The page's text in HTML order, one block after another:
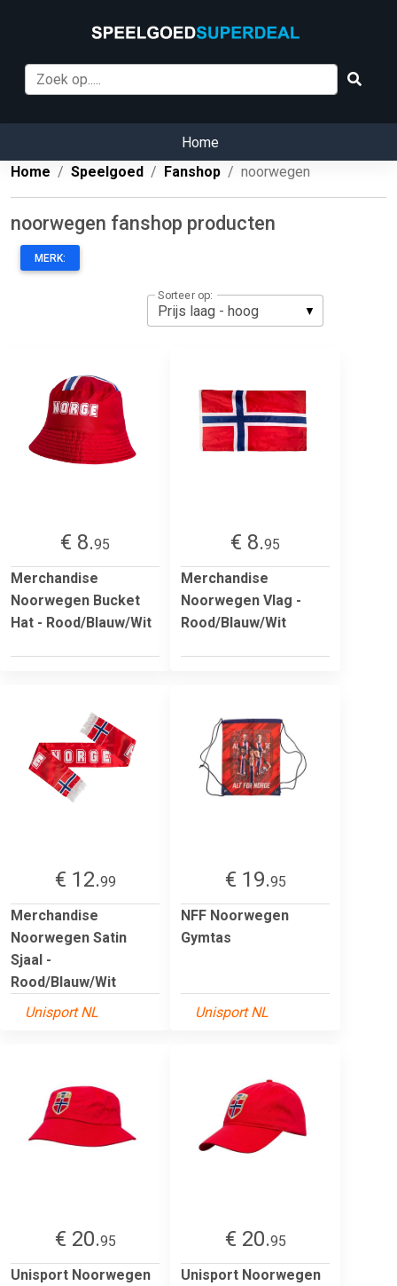
Home
Home
Speelgoed Fanshop noorwegen
noorwegen fanshop producten
MERK:
Sorteer op:
€ 8.95
Merchandise
Noorwegen Bucket
Hat - Rood/Blauw/Wit
€ 8.95
Merchandise
Noorwegen Vlag -
Rood/Blauw/Wit
€ 12.99
Merchandise
Noorwegen Satin
Sjaal -
Rood/Blauw/Wit
Unisport NL
€ 19.95
NFF Noorwegen
Gymtas
Unisport NL
€ 20.95
Unisport Noorwegen
€ 20.95
Unisport Noorwegen